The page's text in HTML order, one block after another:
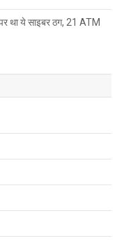
था ये साइबर ठग, 21 ATM